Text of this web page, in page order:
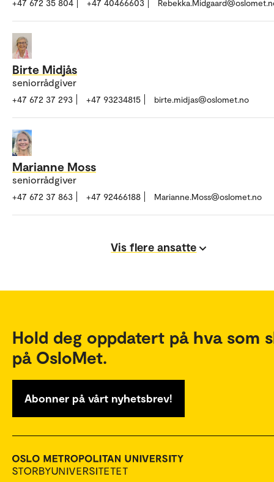
+47 672 35 804 +47 40466603
Birte Midjås
seniorrådgiver
+47 672 37 293 +47 93234815 birte.midjas@oslomet.no
Marianne Moss
seniorrådgiver
+47 672 37 863 +47 92466188 Marianne.Moss@oslomet.no
Vis flere ansatte
Hold deg oppdatert på hva som
på OsloMet.
Abonner på vårt nyhetsbrev!